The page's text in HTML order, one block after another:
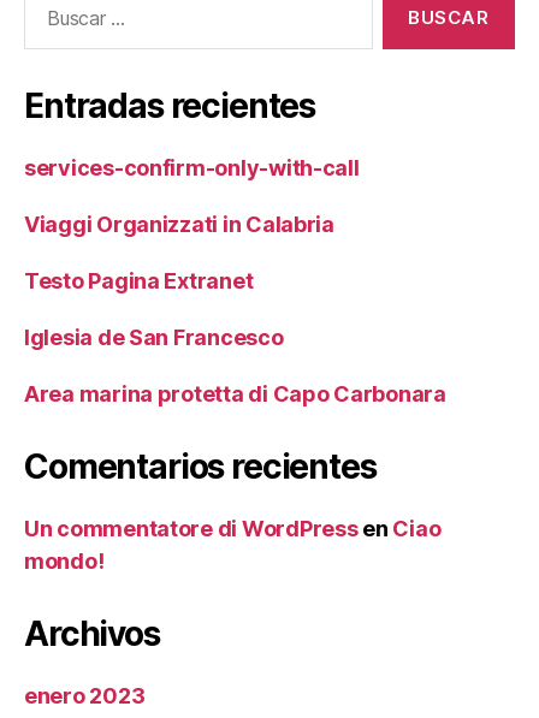
Entradas recientes
services-confirm-only-with-call
Viaggi Organizzati in Calabria
Testo Pagina Extranet
Iglesia de San Francesco
Area marina protetta di Capo Carbonara
Comentarios recientes
Un commentatore di WordPressen Ciao
mondo!
Archivos
enero 2023